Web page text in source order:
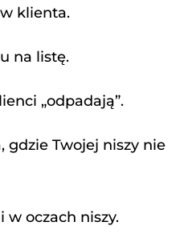
klienta.
na listę.
„odpadają”.
gdzie Twojej niszy nie
w oczach niszy.